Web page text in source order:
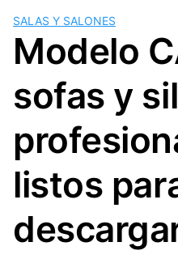
SALAS Y SALONES
Modelo
sofas y
listos